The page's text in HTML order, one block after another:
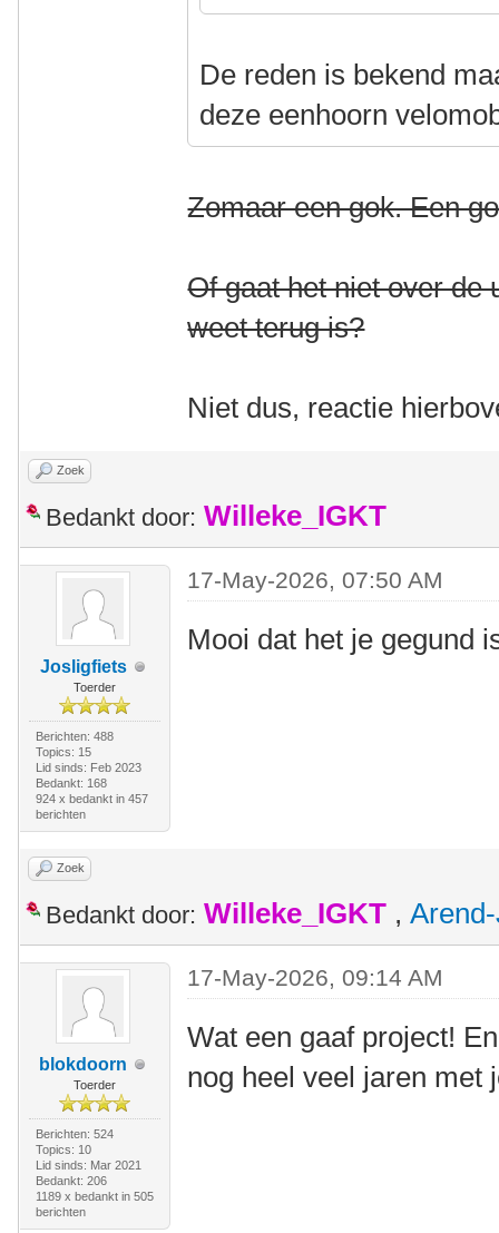
De reden is bekend
deze eenhoorn
Zomaar een gok. Een
Of gaat het niet over de
weet terug is?
Niet dus, reactie
Zoek
Bedankt door: Willeke_IGKT
Josligfiets
Toerder
Berichten: 488
Topics: 15
Lid sinds: Feb 2023
Bedankt: 168
924 x bedankt in 457
berichten
17-May-2026, 07:50 AM
Mooi dat het je gegund
Zoek
Bedankt door: Willeke_IGKT ,
blokdoorn
Toerder
Berichten: 524
Topics: 10
Lid sinds: Mar 2021
Bedankt: 206
1189 x bedankt in 505
berichten
17-May-2026, 09:14 AM
Wat een gaaf project!
nog heel veel jaren met